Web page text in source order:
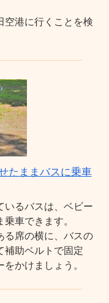
空港に行くことを検
たままバスに乗車
いるバスは、ベビー
車できます。
る席の横に、バスの
補助ベルトで固定
かけましょう。